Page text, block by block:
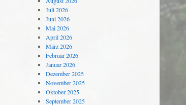
Juli 2026
Juni 2026
Mai 2026
April 2026
März 2026
Februar 2026
Januar 2026
Dezember 2025
November 2025
Oktober 2025
September 2025